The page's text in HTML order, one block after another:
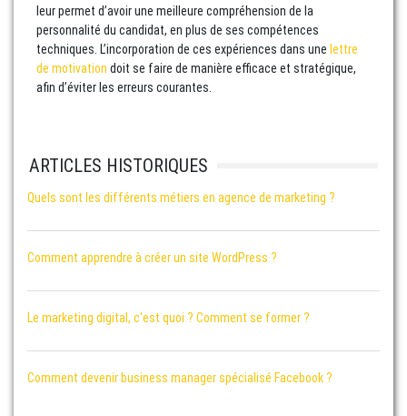
leur permet d’avoir une meilleure compréhension de la
personnalité du candidat, en plus de ses compétences
techniques. L’incorporation de ces expériences dans une lettre
de motivation doit se faire de manière efficace et stratégique,
afin d’éviter les erreurs courantes.
ARTICLES HISTORIQUES
Quels sont les différents métiers en agence de marketing ?
Comment apprendre à créer un site WordPress ?
Le marketing digital, c'est quoi ? Comment se former ?
Comment devenir business manager spécialisé Facebook ?